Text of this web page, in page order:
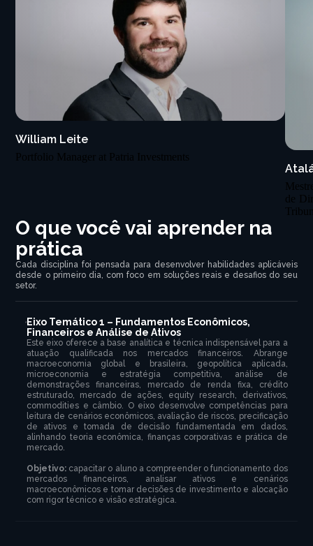
William Leite
Portfolio Manager at Patria Investments
de
O que você vai aprender na
prática
Cada disciplina foi pensada para desenvolver habilidades aplicáveis
desde o primeiro dia, com foco em soluções reais e desafios do seu
setor.
Eixo Temático 1 – Fundamentos Econômicos,
Financeiros e Análise de Ativos
Este eixo oferece a base analítica e técnica indispensável para a
atuação qualificada nos mercados financeiros. Abrange
macroeconomia global e brasileira, geopolítica aplicada,
microeconomia e estratégia competitiva, análise de
demonstrações financeiras, mercado de renda fixa, crédito
estruturado, mercado de ações, equity research, derivativos,
commodities e câmbio. O eixo desenvolve competências para
leitura de cenários econômicos, avaliação de riscos, precificação
de ativos e tomada de decisão fundamentada em dados,
alinhando teoria econômica, finanças corporativas e prática de
mercado.
Objetivo: capacitar o aluno a compreender o funcionamento dos
mercados financeiros, analisar ativos e cenários
macroeconômicos e tomar decisões de investimento e alocação
com rigor técnico e visão estratégica.